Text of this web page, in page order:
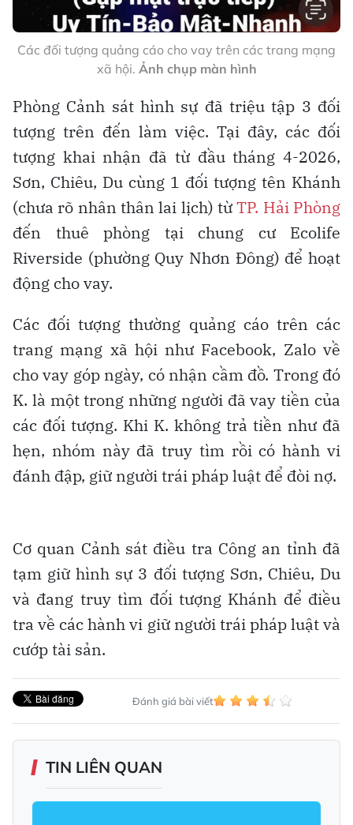
Các đối tượng quảng cáo cho vay trên các trang mạng
xã hội. Ảnh chụp màn hình
Phòng Cảnh sát hình sự đã triệu tập 3 đối
tượng trên đến làm việc. Tại đây, các đối
tượng khai nhận đã từ đầu tháng 4-2026,
Sơn, Chiêu, Du cùng 1 đối tượng tên Khánh
(chưa rõ nhân thân lai lịch) từTP. Hải Phòng
đến thuê phòng tại chung cư Ecolife
Riverside (phường Quy Nhơn Đông) để hoạt
động cho vay.
Các đối tượng thường quảng cáo trên các
trang mạng xã hội như Facebook, Zalo về
cho vay góp ngày, có nhận cầm đồ. Trong đó
K. là một trong những người đã vay tiền của
các đối tượng. Khi K. không trả tiền như đã
hẹn, nhóm này đã truy tìm rồi có hành vi
đánh đập, giữ người trái pháp luật để đòi nợ.
Cơ quan Cảnh sát điều tra Công an tỉnh đã
tạm giữ hình sự 3 đối tượng Sơn, Chiêu, Du
và đang truy tìm đối tượng Khánh để điều
tra về các hành vi giữ người trái pháp luật và
cướp tài sản.
Đánh giá bài viết
TIN LIÊN QUAN